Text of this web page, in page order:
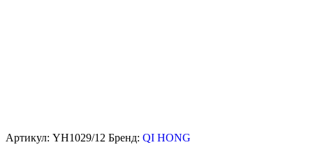
Артикул: YH1029/12 Бренд: QI HONG